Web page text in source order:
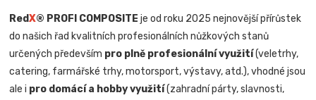
RedX® PROFI COMPOSITEje od roku 2025 nejnovější přírůstek
do našich řad kvalitních profesionálních nůžkových stanů
určených především pro plně profesionální využití(veletrhy,
catering, farmářské trhy, motorsport, výstavy, atd.), vhodné jsou
ale i pro domácí a hobby využití(zahradní párty, slavnosti,